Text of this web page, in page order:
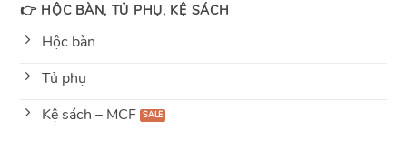
👉 HỘC BÀN, TỦ PHỤ, KỆ SÁCH
Hộc bàn
Tủ phụ
Kệ sách – MCF